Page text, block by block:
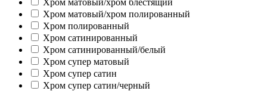
Хром матовый/хром полированный
Хром полированный
Хром сатинированный
Хром сатинированный/белый
Хром супер матовый
Хром супер сатин
Хром супер сатин/черный